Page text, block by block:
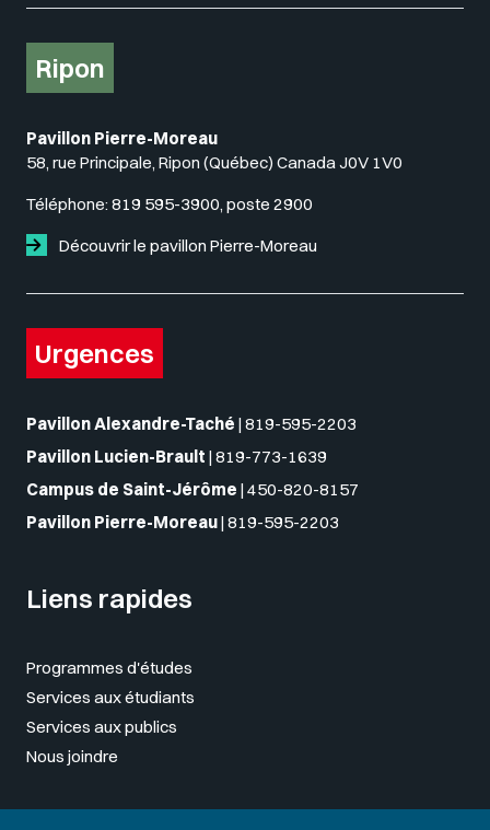
Ripon
Pavillon Pierre-Moreau
58, rue Principale, Ripon (Québec) Canada J0V 1V0
Téléphone: 819 595-3900, poste 2900
Découvrir le pavillon Pierre-Moreau
Urgences
Pavillon Alexandre-Taché | 819-595-2203
Pavillon Lucien-Brault | 819-773-1639
Campus de Saint-Jérôme | 450-820-8157
Pavillon Pierre-Moreau| 819-595-2203
Liens rapides
Programmes d'études
Services aux étudiants
Services aux publics
Nous joindre